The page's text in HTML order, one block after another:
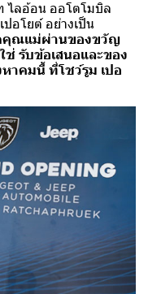
ไลอ้อน ออโตโมบิล
อโยต์ อย่างเป็น
คุณแม่ผ่านของขวัญ
รับข้อเสนอและของ
าคมนี้ ที่โชว์รูม เปอ